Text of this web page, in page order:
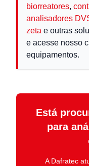
biorreatores,
analisadores
zeta e outras
e acesse nosso
equipamentos.
Está
para
A Dafratec